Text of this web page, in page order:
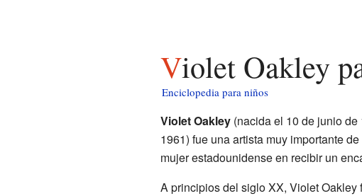
Violet Oakley
Enciclopedia para niños
Violet Oakley(nacida el 10 de junio de
1961) fue una artista muy importante de
mujer estadounidense en recibir un
A principios del siglo XX, Violet